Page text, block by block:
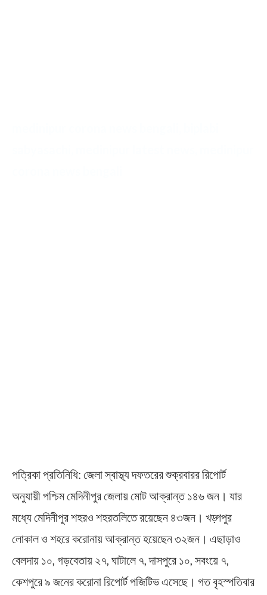
পত্রিকা প্রতিনিধি: জেলা স্বাস্থ্য দফতরের শুক্রবারর রিপোর্ট
অনুয‍ায়ী পশ্চিম মেদিনীপুর জেলায় মোট আক্র‍ান্ত ১৪৬ জন। যার
মধ্যে মেদিনীপুর শহরও শহরতলিতে রয়েছেন ৪৩জন। খড়্গপুর
লোকাল ও শহরে করোনায় আক্রান্ত হয়েছেন ৩২জন। এছাড়াও
বেলদায় ১০, গড়বেতায় ২৭, ঘাটালে ৭, দাসপুরে ১০, সবংয়ে ৭,
কেশপুরে ৯ জনের করোনা রিপোর্ট পজিটিভ এসেছে। গত বৃহস্পতিবার